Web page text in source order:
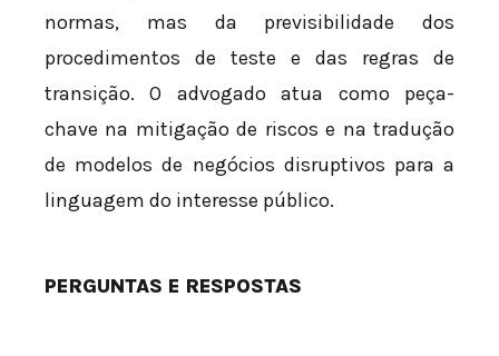
normas, mas da previsibilidade dos
procedimentos de teste e das regras de
transição. O advogado atua como peça-
chave na mitigação de riscos e na tradução
de modelos de negócios disruptivos para a
linguagem do interesse público.
PERGUNTAS E RESPOSTAS